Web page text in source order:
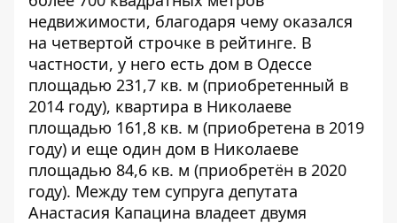
недвижимости, благодаря чему оказался
на четвертой строчке в рейтинге. В
частности, у него есть дом в Одессе
площадью 231,7 кв. м (приобретенный в
2014 году), квартира в Николаеве
площадью 161,8 кв. м (приобретена в 2019
году) и еще один дом в Николаеве
площадью 84,6 кв. м (приобретён в 2020
году). Между тем супруга депутата
Анастасия Капацина владеет двумя